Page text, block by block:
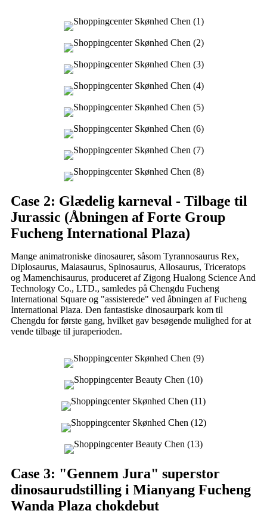
Case 2: Glædelig karneval - Tilbage til
Jurassic (Åbningen af ​​Forte Group
Fucheng International Plaza)
Mange animatroniske dinosaurer, såsom Tyrannosaurus Rex,
Diplosaurus, Maiasaurus, Spinosaurus, Allosaurus, Triceratops
og Mamenchisaurus, produceret af Zigong Hualong Science And
Technology Co., LTD., samledes på Chengdu Fucheng
International Square og "assisterede" ved åbningen af ​​Fucheng
International Plaza. Den fantastiske dinosaurpark kom til
Chengdu for første gang, hvilket gav besøgende mulighed for at
vende tilbage til juraperioden.
Case 3: "Gennem Jura" superstor
dinosaurudstilling i Mianyang Fucheng
Wanda Plaza chokdebut